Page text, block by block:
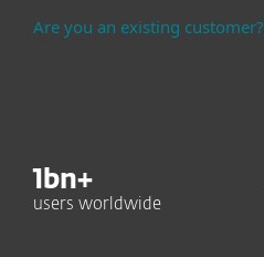
Are you an existing customer?
1 bn+
users worldwide